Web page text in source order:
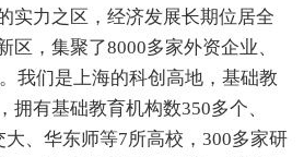
实力之区，经济发展长期位居全
区，集聚了8000多家外资企业、
我们是上海的科创高地，基础教
拥有基础教育机构数350多个、
、华东师等7所高校，300多家研